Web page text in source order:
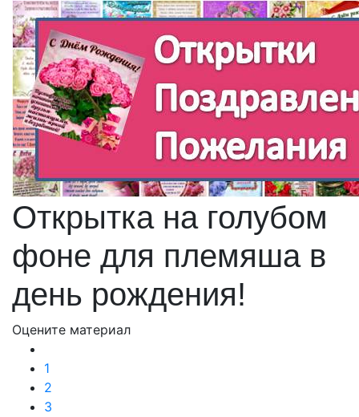
Открытка на голубом
фоне для племяша в
день рождения!
Оцените материал
1
2
3